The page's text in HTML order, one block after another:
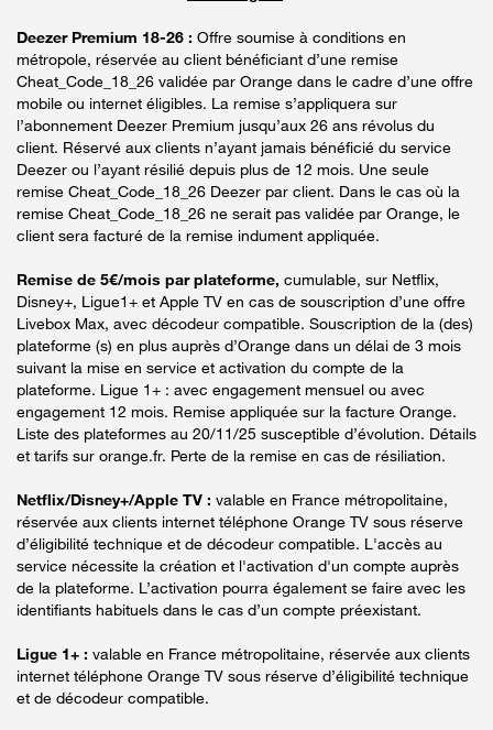
Deezer Premium 18-26 : Offre soumise à conditions en
métropole, réservée au client bénéficiant d’une remise
Cheat_Code_18_26 validée par Orange dans le cadre d’une offre
mobile ou internet éligibles. La remise s’appliquera sur
l’abonnement Deezer Premium jusqu’aux 26 ans révolus du
client. Réservé aux clients n’ayant jamais bénéficié du service
Deezer ou l’ayant résilié depuis plus de 12 mois. Une seule
remise Cheat_Code_18_26 Deezer par client. Dans le cas où la
remise Cheat_Code_18_26 ne serait pas validée par Orange, le
client sera facturé de la remise indument appliquée.
Remise de 5€/mois par plateforme, cumulable, sur Netflix,
Disney+, Ligue1+ et Apple TV en cas de souscription d’une offre
Livebox Max, avec décodeur compatible. Souscription de la (des)
plateforme (s) en plus auprès d’Orange dans un délai de 3 mois
suivant la mise en service et activation du compte de la
plateforme. Ligue 1+ : avec engagement mensuel ou avec
engagement 12 mois. Remise appliquée sur la facture Orange.
Liste des plateformes au 20/11/25 susceptible d’évolution. Détails
et tarifs sur orange.fr. Perte de la remise en cas de résiliation.
Netflix/Disney+/Apple TV : valable en France métropolitaine,
réservée aux clients internet téléphone Orange TV sous réserve
d’éligibilité technique et de décodeur compatible. L'accès au
service nécessite la création et l'activation d'un compte auprès
de la plateforme. L’activation pourra également se faire avec les
identifiants habituels dans le cas d’un compte préexistant.
Ligue 1+ : valable en France métropolitaine, réservée aux clients
internet téléphone Orange TV sous réserve d’éligibilité technique
et de décodeur compatible.